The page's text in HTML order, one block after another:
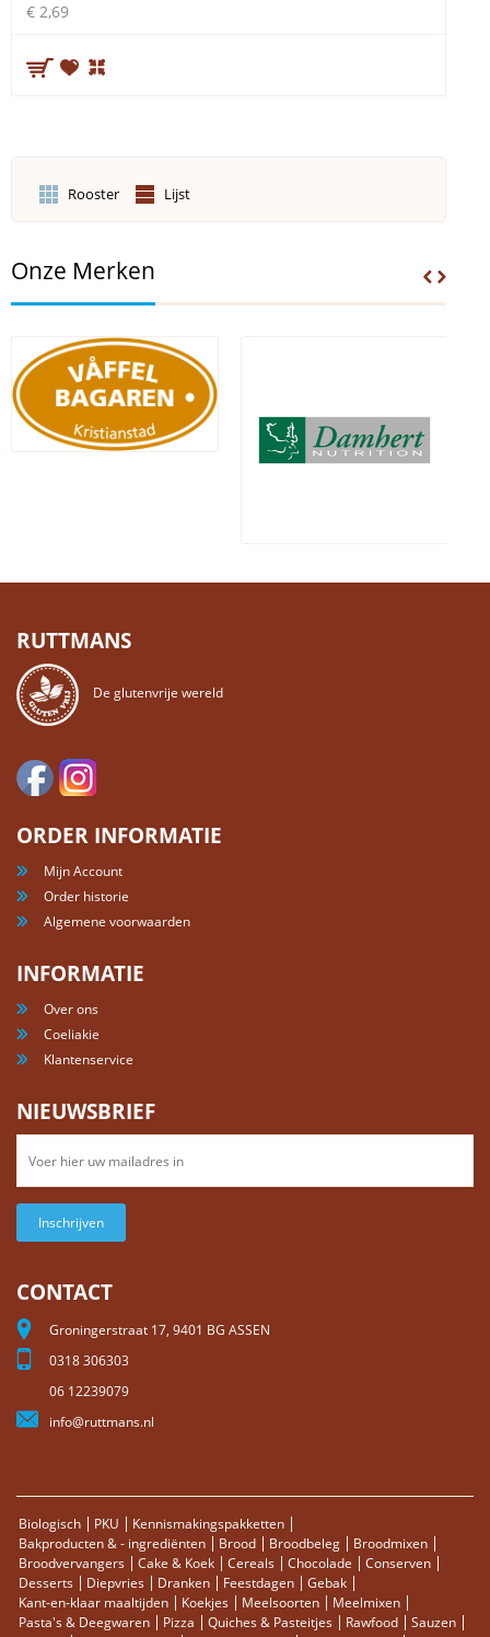
€ 2,69
Rooster Lijst
Onze Merken
RUTTMANS
De glutenvrije wereld
ORDER INFORMATIE
Mijn Account
Order historie
Algemene voorwaarden
INFORMATIE
Over ons
Coeliakie
Klantenservice
NIEUWSBRIEF
Inschrijven
CONTACT
Groningerstraat 17, 9401 BG ASSEN
0318 306303
06 12239079
info@ruttmans.nl
Biologisch PKU
Kennismakingspakketten
Bakproducten & - ingrediënten
Brood Broodbeleg
Broodmixen
Broodvervangers
Cake & Koek Cereals Chocolade
Conserven
Desserts
Diepvries Dranken Feestdagen
Gebak
Kant-en-klaar maaltijden
Koekjes Meelsoorten
Meelmixen
Pasta's & Deegwaren
Pizza Quiches & Pasteitjes Rawfood
Sauzen